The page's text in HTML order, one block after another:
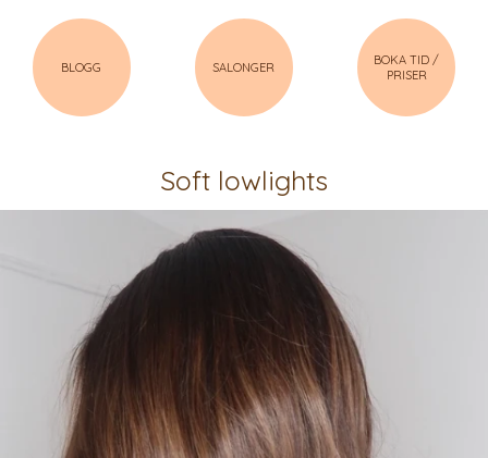
BLOGG SALONGER
BOKA TID /
PRISER
Soft lowlights